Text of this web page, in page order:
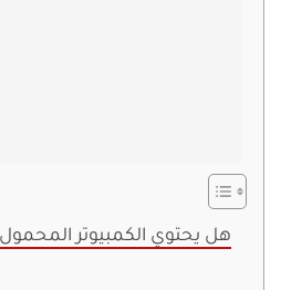
هل يحتوي الكمبيوتر